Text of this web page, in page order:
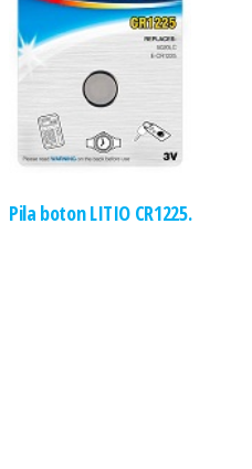
Pila boton LITIO CR1225.